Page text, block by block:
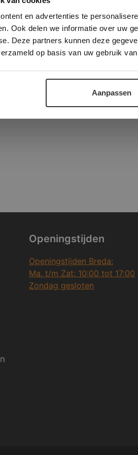
en advertenties te
Ook delen we informatie over uw
Deze partners kunnen deze
op basis van uw gebruik
Aanpassen
Openingstijden
Openingstijden Breda:
Ma. t/m Zat: 10:00 tot 17:00
Zondag gesloten
geeft u toestemming voor alle cookies in
verder
ALLES ACCEPTEREN